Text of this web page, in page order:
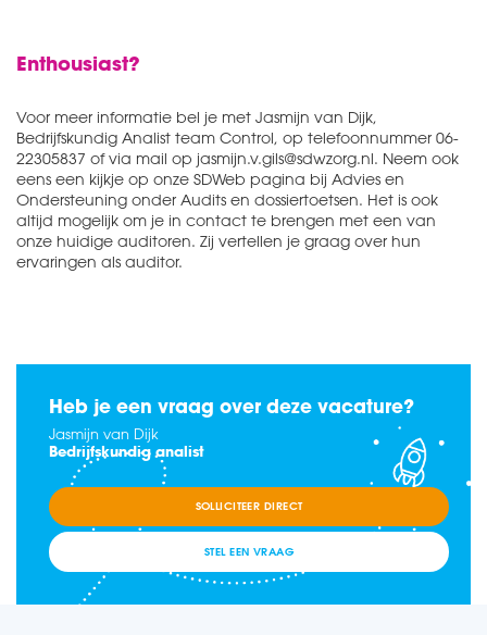
Enthousiast?
Voor meer informatie bel je met Jasmijn van Dijk,
Bedrijfskundig Analist team Control, op telefoonnummer 06-
22305837 of via mail op jasmijn.v.gils@sdwzorg.nl. Neem ook
eens een kijkje op onze SDWeb pagina bij Advies en
Ondersteuning onder Audits en dossiertoetsen. Het is ook
altijd mogelijk om je in contact te brengen met een van
onze huidige auditoren. Zij vertellen je graag over hun
ervaringen als auditor.
Heb je een vraag over deze vacature?
Jasmijn van Dijk
Bedrijfskundig analist
SOLLICITEER DIRECT
STEL EEN VRAAG